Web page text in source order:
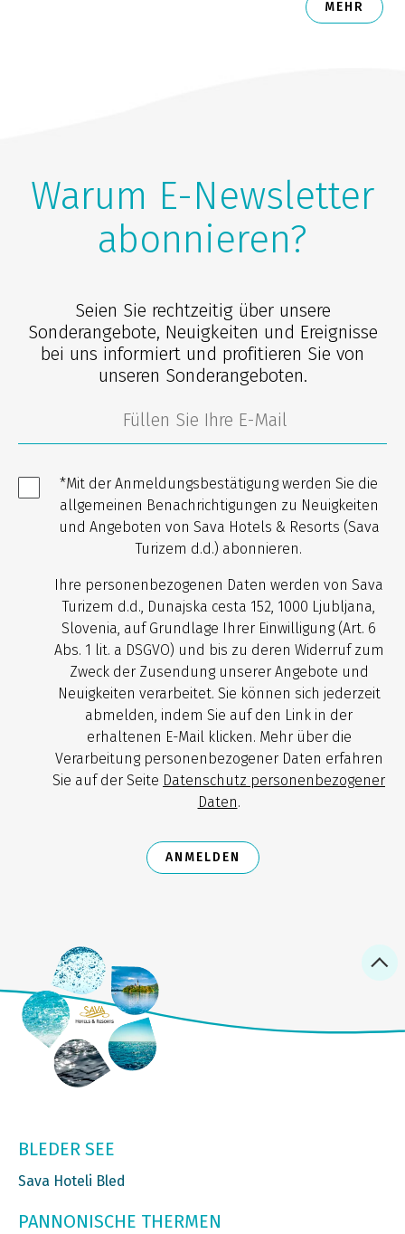
MEHR
Warum E-Newsletter
abonnieren?
Seien Sie rechtzeitig über unsere
Sonderangebote, Neuigkeiten und Ereignisse
bei uns informiert und profitieren Sie von
unseren Sonderangeboten.
*Mit der Anmeldungsbestätigung werden Sie die
allgemeinen Benachrichtigungen zu Neuigkeiten
und Angeboten von Sava Hotels & Resorts (Sava
Turizem d.d.) abonnieren.
Ihre personenbezogenen Daten werden von Sava
Turizem d.d., Dunajska cesta 152, 1000 Ljubljana,
Slovenia, auf Grundlage Ihrer Einwilligung (Art. 6
Abs. 1 lit. a DSGVO) und bis zu deren Widerruf zum
Zweck der Zusendung unserer Angebote und
Neuigkeiten verarbeitet. Sie können sich jederzeit
abmelden, indem Sie auf den Link in der
erhaltenen E-Mail klicken. Mehr über die
Verarbeitung personenbezogener Daten erfahren
Sie auf der Seite Datenschutz personenbezogener
Daten.
ANMELDEN
BLEDER SEE
Sava Hoteli Bled
PANNONISCHE THERMEN